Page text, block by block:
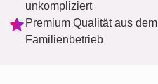
unkompliziert
Premium Qualität aus dem
Familienbetrieb